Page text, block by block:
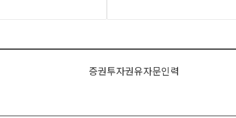
증권투자권유자문인력